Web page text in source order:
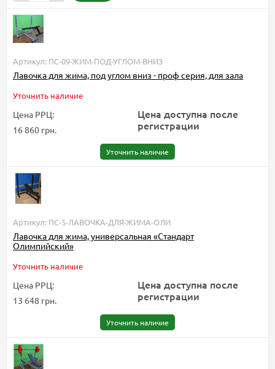
Артикул: ПС-09-ЖИМ-ПОД-УГЛОМ-ВНИЗ
Лавочка для жима, под углом вниз - проф серия, для зала
Уточнить наличие
Цена РРЦ:
16 860 грн.
Цена доступна после
регистрации
Уточнить наличие
Артикул: ПС-5-ЛАВОЧКА-ДЛЯ-ЖИМА-ОЛИ
Лавочка для жима, универсальная «Стандарт
Олимпийский»
Уточнить наличие
Цена РРЦ:
13 648 грн.
Цена доступна после
регистрации
Уточнить наличие